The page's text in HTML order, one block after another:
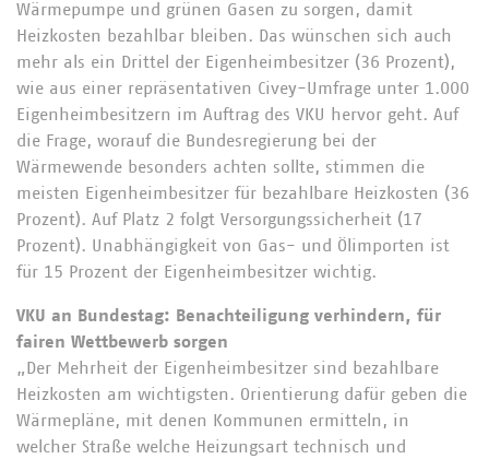
Wärmepumpe und grünen Gasen zu sorgen, damit
Heizkosten bezahlbar bleiben. Das wünschen sich auch
mehr als ein Drittel der Eigenheimbesitzer (36 Prozent),
wie aus einer repräsentativen Civey-Umfrage unter 1.000
Eigenheimbesitzern im Auftrag des VKU hervor geht. Auf
die Frage, worauf die Bundesregierung bei der
Wärmewende besonders achten sollte, stimmen die
meisten Eigenheimbesitzer für bezahlbare Heizkosten (36
Prozent). Auf Platz 2 folgt Versorgungssicherheit (17
Prozent). Unabhängigkeit von Gas- und Ölimporten ist
für 15 Prozent der Eigenheimbesitzer wichtig.
VKU an Bundestag: Benachteiligung verhindern, für
fairen Wettbewerb sorgen
„Der Mehrheit der Eigenheimbesitzer sind bezahlbare
Heizkosten am wichtigsten. Orientierung dafür geben die
Wärmepläne, mit denen Kommunen ermitteln, in
welcher Straße welche Heizungsart technisch und